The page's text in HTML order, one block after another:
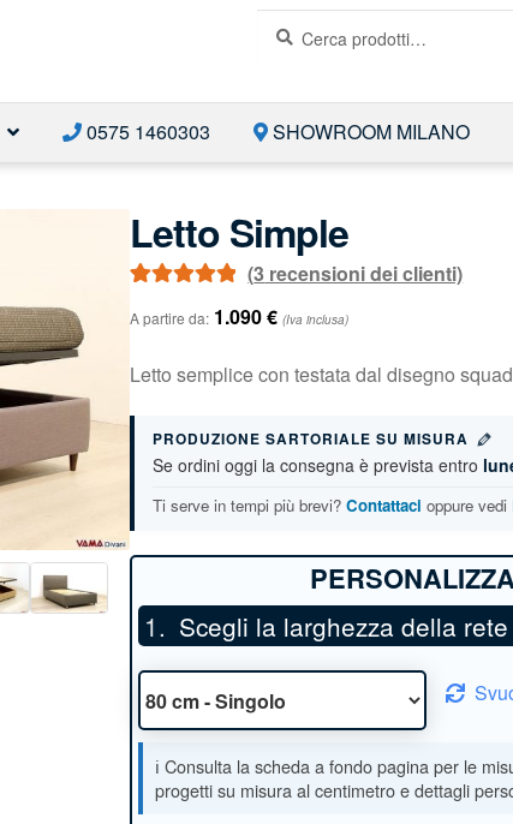
Cerca:
0575 1460303 SHOWROOM MILANO
Letto Simple
su 5 su base
(3 recensioni dei clienti)
A partire da: 1.090€ (Iva inclusa)
Letto semplice con testata dal disegno
PRODUZIONE SARTORIALE SU MISURA
Se ordini oggi la consegna è prevista entro
Ti serve in tempi più brevi? Contattaci oppure vedi
Scegli la larghezza della